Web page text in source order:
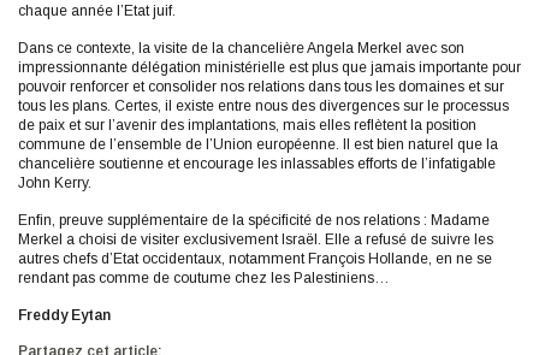
chaque année l’Etat juif.
Dans ce contexte, la visite de la chancelière Angela Merkel avec son
impressionnante délégation ministérielle est plus que jamais importante pour
pouvoir renforcer et consolider nos relations dans tous les domaines et sur
tous les plans. Certes, il existe entre nous des divergences sur le processus
de paix et sur l’avenir des implantations, mais elles reflètent la position
commune de l’ensemble de l’Union européenne. Il est bien naturel que la
chancelière soutienne et encourage les inlassables efforts de l’infatigable
John Kerry.
Enfin, preuve supplémentaire de la spécificité de nos relations : Madame
Merkel a choisi de visiter exclusivement Israël. Elle a refusé de suivre les
autres chefs d’Etat occidentaux, notamment François Hollande, en ne se
rendant pas comme de coutume chez les Palestiniens…
Freddy Eytan